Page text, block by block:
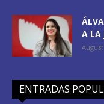
A LA
ENTRADAS